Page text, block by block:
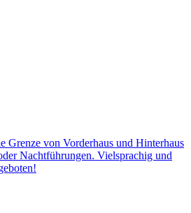
Grenze von Vorderhaus und Hinterhaus
Nachtführungen. Vielsprachig und